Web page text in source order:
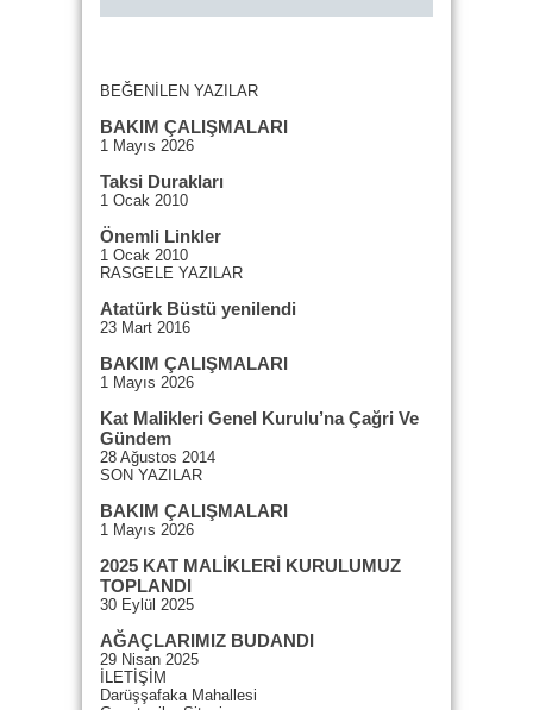
BEĞENİLEN YAZILAR
BAKIM ÇALIŞMALARI
1 Mayıs 2026
Taksi Durakları
1 Ocak 2010
Önemli Linkler
1 Ocak 2010
RASGELE YAZILAR
Atatürk Büstü yenilendi
23 Mart 2016
BAKIM ÇALIŞMALARI
1 Mayıs 2026
Kat Malikleri Genel Kurulu’na Çağri Ve
Gündem
28 Ağustos 2014
SON YAZILAR
BAKIM ÇALIŞMALARI
1 Mayıs 2026
2025 KAT MALİKLERİ KURULUMUZ
TOPLANDI
30 Eylül 2025
AĞAÇLARIMIZ BUDANDI
29 Nisan 2025
İLETİŞİM
Darüşşafaka Mahallesi